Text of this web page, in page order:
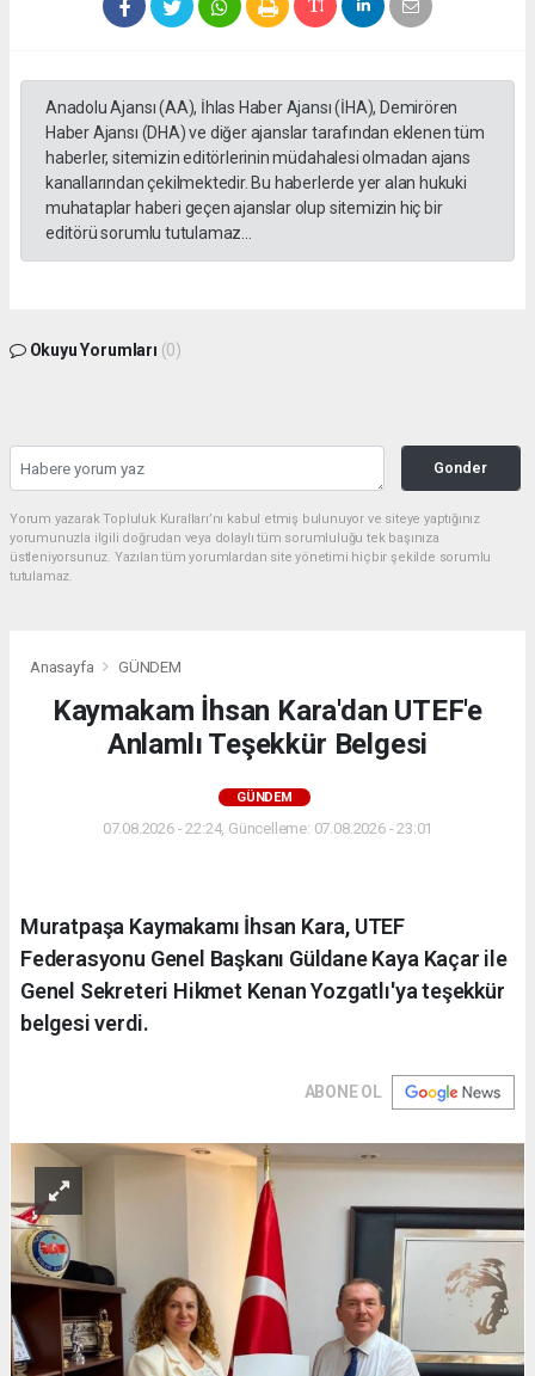
Anadolu Ajansı (AA), İhlas Haber Ajansı (İHA), Demirören
Haber Ajansı (DHA) ve diğer ajanslar tarafından eklenen tüm
haberler, sitemizin editörlerinin müdahalesi olmadan ajans
kanallarından çekilmektedir. Bu haberlerde yer alan hukuki
muhataplar haberi geçen ajanslar olup sitemizin hiç bir
editörü sorumlu tutulamaz...
Okuyu Yorumları (0)
Gonder
Yorum yazarak Topluluk Kuralları’nı kabul etmiş bulunuyor ve siteye yaptığınız
yorumunuzla ilgili doğrudan veya dolaylı tüm sorumluluğu tek başınıza
üstleniyorsunuz. Yazılan tüm yorumlardan site yönetimi hiçbir şekilde sorumlu
tutulamaz.
Anasayfa GÜNDEM
Kaymakam İhsan Kara'dan UTEF'e
Anlamlı Teşekkür Belgesi
GÜNDEM
07.08.2026 - 22:24, Güncelleme: 07.08.2026 - 23:01
Muratpaşa Kaymakamı İhsan Kara, UTEF
Federasyonu Genel Başkanı Güldane Kaya Kaçar ile
Genel Sekreteri Hikmet Kenan Yozgatlı'ya teşekkür
belgesi verdi.
ABONE OL